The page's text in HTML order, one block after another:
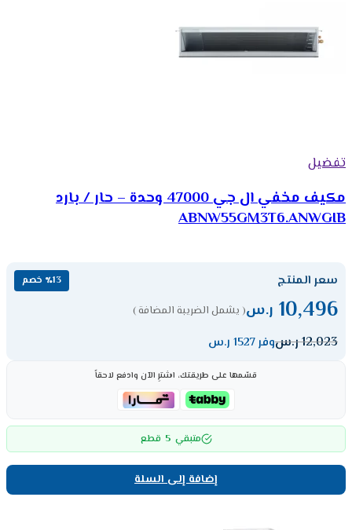
تفضيل
مكيف مخفي ال جي 47000 وحدة – حار / بارد
ABNW55GM3T6.ANWGIB
سعر المنتج ٪13 خصم
10,496 ر.س( يشمل الضريبة المضافة )
12,023ر.سوفر 1527 ر.س
قسّمها على طريقتك، اشترِ الآن وادفع لاحقاً
متبقي 5 قطع
إضافة إلى السلة